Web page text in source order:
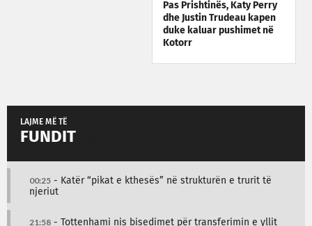
Pas Prishtinës, Katy Perry
dhe Justin Trudeau kapen
duke kaluar pushimet në
Kotorr
LAJME MË TË
FUNDIT
00:25 - Katër “pikat e kthesës” në strukturën e trurit të
njeriut
21:58 - Tottenhami nis bisedimet për transferimin e yllit